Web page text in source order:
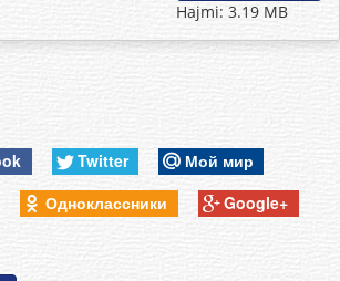
Hajmi: 3.19 MB
Twitter
Мой мир
Одноклассники Google+